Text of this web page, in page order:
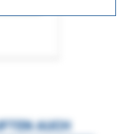
AUCH